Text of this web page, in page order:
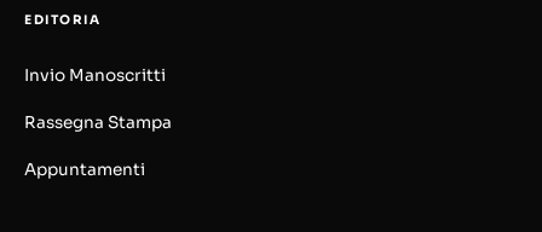
EDITORIA
Invio Manoscritti
Rassegna Stampa
Appuntamenti